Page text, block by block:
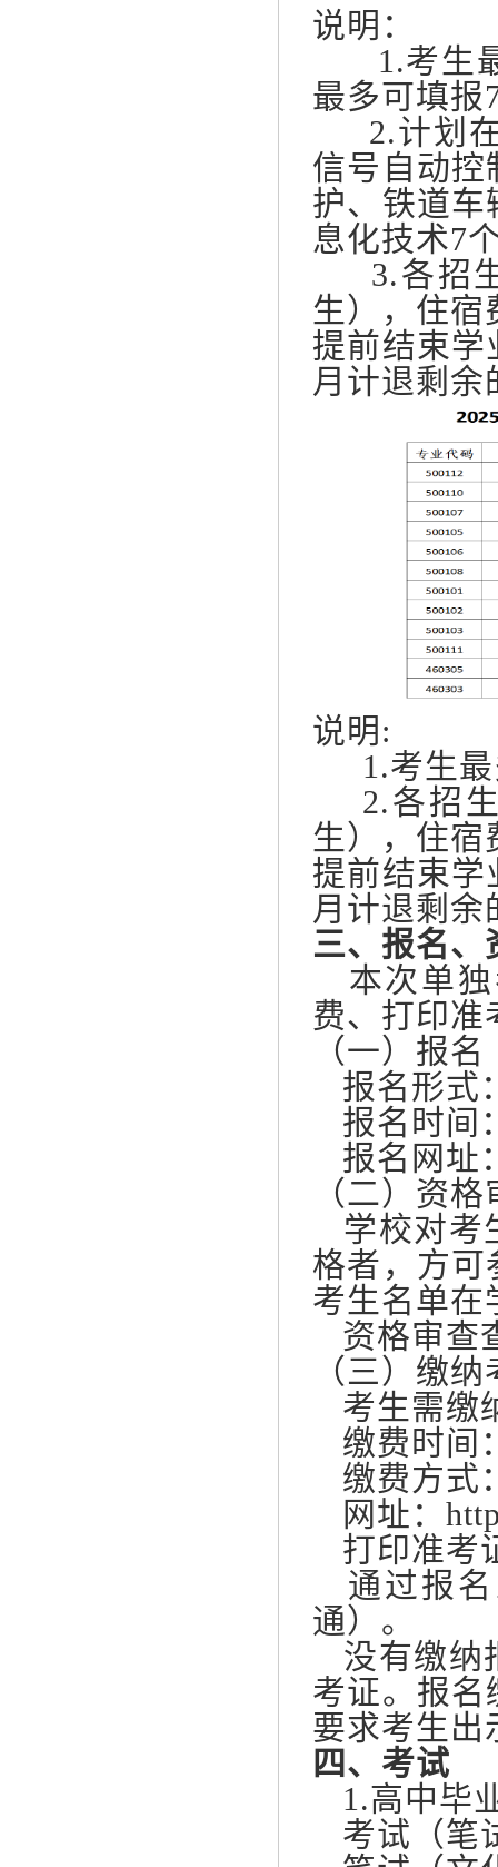
说明：
1.考生最
最多可填报
2.计划在
信号自动控
护、铁道车
息化技术7
3.各招生
生），住宿
提前结束学
月计退剩余
说明 :
1.考生最
2.各招生
生），住宿
提前结束学
月计退剩余
三、报名、
本次单独
费、打印准
（一）报名
报名形式
报名时间
报名网址
（二）资格
学校对考
格者，方可
考生名单在
资格审查
（三）缴
考生需缴
缴费时间
缴费方式
网址：
打印准考
通过报名
通）。
没有缴纳
考证。报名
要求考生出
四、考试
1.高中毕
考试（笔